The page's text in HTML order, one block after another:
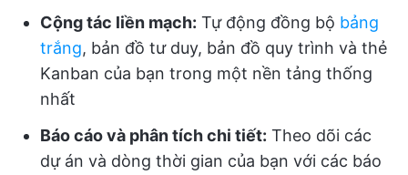
Cộng tác liền mạch: Tự động đồng bộ bảng
trắng, bản đồ tư duy, bản đồ quy trình và thẻ
Kanban của bạn trong một nền tảng thống
nhất
Báo cáo và phân tích chi tiết: Theo dõi các
dự án và dòng thời gian của bạn với các báo